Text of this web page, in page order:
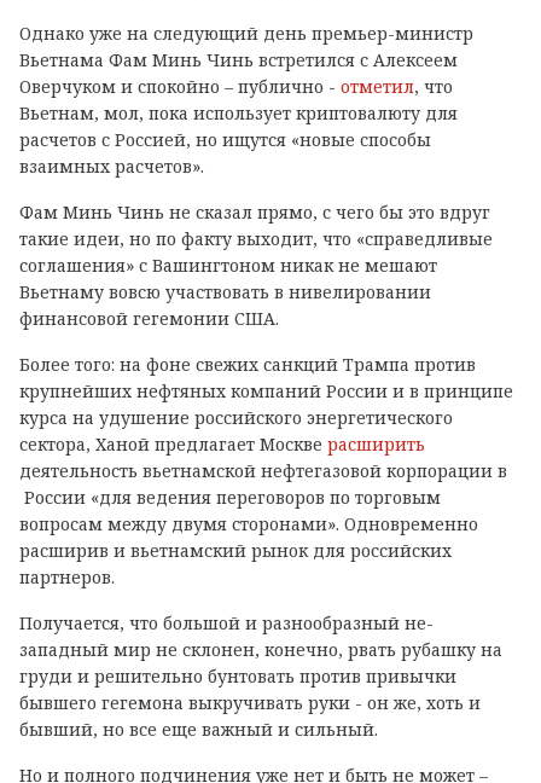
Однако уже на следующий день премьер-министр
Вьетнама Фам Минь Чинь встретился с Алексеем
Оверчуком и спокойно – публично - отметил, что
Вьетнам, мол, пока использует криптовалюту для
расчетов с Россией, но ищутся «новые способы
взаимных расчетов».
Фам Минь Чинь не сказал прямо, с чего бы это вдруг
такие идеи, но по факту выходит, что «справедливые
соглашения» с Вашингтоном никак не мешают
Вьетнаму вовсю участвовать в нивелировании
финансовой гегемонии США.
Более того: на фоне свежих санкций Трампа против
крупнейших нефтяных компаний России и в принципе
курса на удушение российского энергетического
сектора, Ханой предлагает Москве расширить
деятельность вьетнамской нефтегазовой корпорации в
России «для ведения переговоров по торговым
вопросам между двумя сторонами». Одновременно
расширив и вьетнамский рынок для российских
партнеров.
Получается, что большой и разнообразный не-
западный мир не склонен, конечно, рвать рубашку на
груди и решительно бунтовать против привычки
бывшего гегемона выкручивать руки - он же, хоть и
бывший, но все еще важный и сильный.
Но и полного подчинения уже нет и быть не может –